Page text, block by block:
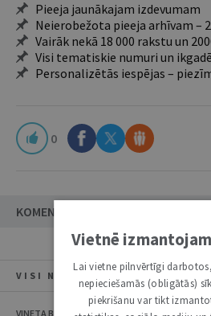
Pieeja jaunākajam izdevumam
Neierobežota pieeja arhīvam –
Vairāk nekā 18 000 rakstu un
Visi tematiskie numuri un
Personalizētās iespējas –
0
KOMENTĀRI
VISI NUMURA RAKSTI
VINETA BEI, ILONA ČEIČA
Vietnē
Lai vietne pilnvērtīgi
nepieciešamās (obligātās)
piekrišanu var tikt